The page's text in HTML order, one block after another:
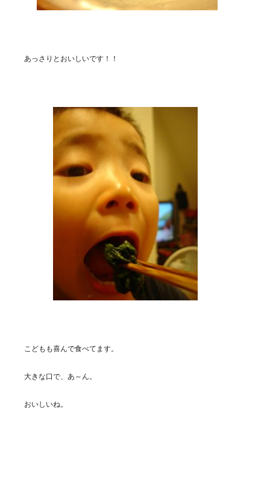
あっさりとおいしいです！！
こどもも喜んで食べてます。
大きな口で、あ～ん。
おいしいね。